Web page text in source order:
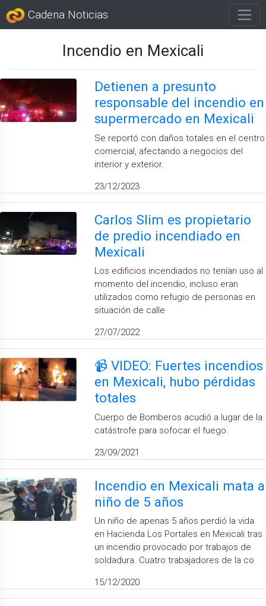
Cadena Noticias
Incendio en Mexicali
Detienen a presunto
responsable del incendio en
supermercado en Mexicali
Se reportó con daños totales en el centro
comercial, afectando a negocios del
interior y exterior.
23/12/2023
Carlos Slim es propietario
de predio incendiado en
Mexicali
Los edificios incendiados no tenían uso al
momento del incendio, incluso eran
utilizados como refugio de personas en
situación de calle
27/07/2022
📹 VIDEO: Fuertes incendios
en Mexicali, hubo pérdidas
totales
Cuerpo de Bomberos acudió a lugar de la
catástrofe para sofocar el fuego.
23/09/2021
Incendio en Mexicali mata a
niño de 5 años
Un niño de apenas 5 años perdió la vida
en Hacienda Los Portales en Mexicali tras
un incendio provocado por trabajos de
soldadura. Cuatro trabajadores de la co
15/12/2020